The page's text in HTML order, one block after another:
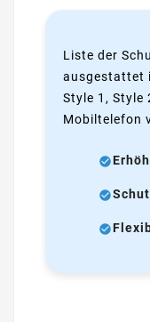
Liste der
ausgestattet
Style 1, Style
Mobiltelefon